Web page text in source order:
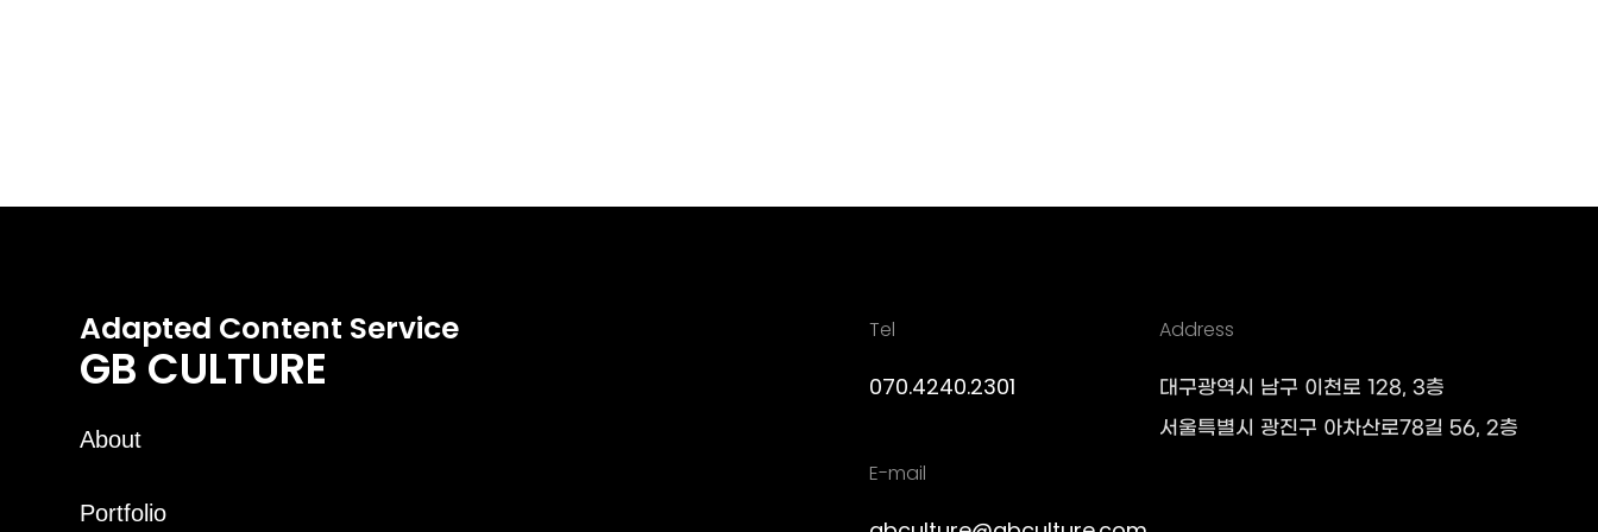
Adapted Content Service
GB CULTURE
About
Portfolio
Tel
070.4240.2301
E-mail
Address
대구광역시 남구 이천로 128, 3층
서울특별시 광진구 아차산로78길 56, 2층